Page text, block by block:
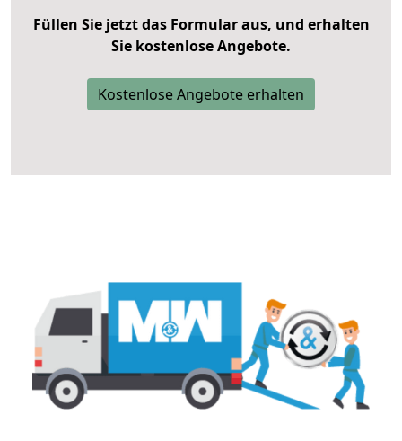
Füllen Sie jetzt das Formular aus, und erhalten
Sie kostenlose Angebote.
Kostenlose Angebote erhalten